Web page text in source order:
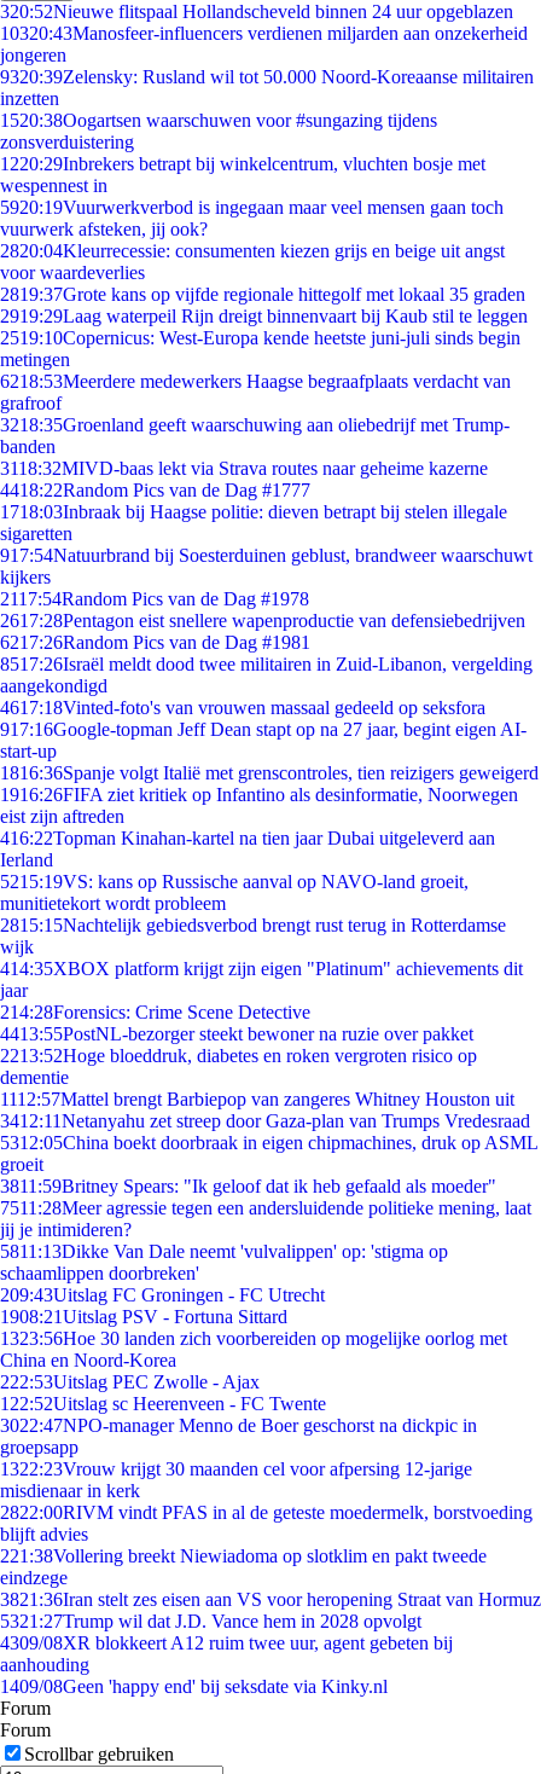
320:52Nieuwe flitspaal Hollandscheveld binnen 24 uur opgeblazen
10320:43Manosfeer-influencers verdienen miljarden aan onzekerheid
jongeren
9320:39Zelensky: Rusland wil tot 50.000 Noord-Koreaanse militairen
inzetten
1520:38Oogartsen waarschuwen voor #sungazing tijdens
zonsverduistering
1220:29Inbrekers betrapt bij winkelcentrum, vluchten bosje met
wespennest in
5920:19Vuurwerkverbod is ingegaan maar veel mensen gaan toch
vuurwerk afsteken, jij ook?
2820:04Kleurrecessie: consumenten kiezen grijs en beige uit angst
voor waardeverlies
2819:37Grote kans op vijfde regionale hittegolf met lokaal 35 graden
2919:29Laag waterpeil Rijn dreigt binnenvaart bij Kaub stil te leggen
2519:10Copernicus: West-Europa kende heetste juni-juli sinds begin
metingen
6218:53Meerdere medewerkers Haagse begraafplaats verdacht van
grafroof
3218:35Groenland geeft waarschuwing aan oliebedrijf met Trump-
banden
3118:32MIVD-baas lekt via Strava routes naar geheime kazerne
4418:22Random Pics van de Dag #1777
1718:03Inbraak bij Haagse politie: dieven betrapt bij stelen illegale
sigaretten
917:54Natuurbrand bij Soesterduinen geblust, brandweer waarschuwt
kijkers
2117:54Random Pics van de Dag #1978
2617:28Pentagon eist snellere wapenproductie van defensiebedrijven
6217:26Random Pics van de Dag #1981
8517:26Israël meldt dood twee militairen in Zuid-Libanon, vergelding
aangekondigd
4617:18Vinted-foto's van vrouwen massaal gedeeld op seksfora
917:16Google-topman Jeff Dean stapt op na 27 jaar, begint eigen AI-
start-up
1816:36Spanje volgt Italië met grenscontroles, tien reizigers geweigerd
1916:26FIFA ziet kritiek op Infantino als desinformatie, Noorwegen
eist zijn aftreden
416:22Topman Kinahan-kartel na tien jaar Dubai uitgeleverd aan
Ierland
5215:19VS: kans op Russische aanval op NAVO-land groeit,
munitietekort wordt probleem
2815:15Nachtelijk gebiedsverbod brengt rust terug in Rotterdamse
wijk
414:35XBOX platform krijgt zijn eigen "Platinum" achievements dit
jaar
214:28Forensics: Crime Scene Detective
4413:55PostNL-bezorger steekt bewoner na ruzie over pakket
2213:52Hoge bloeddruk, diabetes en roken vergroten risico op
dementie
1112:57Mattel brengt Barbiepop van zangeres Whitney Houston uit
3412:11Netanyahu zet streep door Gaza-plan van Trumps Vredesraad
5312:05China boekt doorbraak in eigen chipmachines, druk op ASML
groeit
3811:59Britney Spears: "Ik geloof dat ik heb gefaald als moeder"
7511:28Meer agressie tegen een andersluidende politieke mening, laat
jij je intimideren?
5811:13Dikke Van Dale neemt 'vulvalippen' op: 'stigma op
schaamlippen doorbreken'
209:43Uitslag FC Groningen - FC Utrecht
1908:21Uitslag PSV - Fortuna Sittard
1323:56Hoe 30 landen zich voorbereiden op mogelijke oorlog met
China en Noord-Korea
222:53Uitslag PEC Zwolle - Ajax
1 22:52Uitslag sc Heerenveen - FC Twente
3022:47NPO-manager Menno de Boer geschorst na dickpic in
groepsapp
1322:23Vrouw krijgt 30 maanden cel voor afpersing 12-jarige
misdienaar in kerk
2822:00RIVM vindt PFAS in al de geteste moedermelk, borstvoeding
blijft advies
221:38Vollering breekt Niewiadoma op slotklim en pakt tweede
eindzege
3821:36Iran stelt zes eisen aan VS voor heropening Straat van Hormuz
5321:27Trump wil dat J.D. Vance hem in 2028 opvolgt
4309/08XR blokkeert A12 ruim twee uur, agent gebeten bij
aanhouding
1409/08Geen 'happy end' bij seksdate via Kinky.nl
Forum
Forum
Scrollbar gebruiken